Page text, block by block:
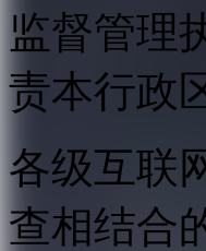
监督管理
责本行政
各级互联
查相结合